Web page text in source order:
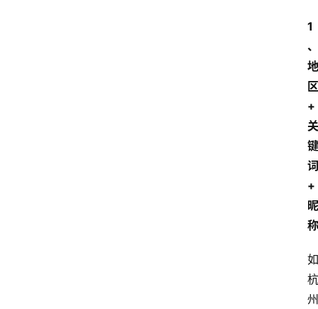
1
、
地
区
+
关
键
词
+
昵
称
如
杭
州